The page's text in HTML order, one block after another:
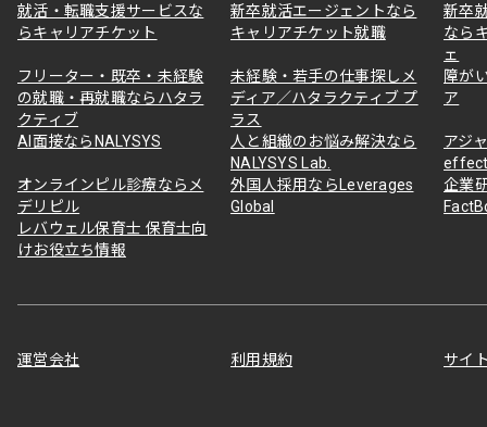
就活・転職支援サービスな
らキャリアチケット
新卒就活エージェントなら
キャリアチケット就職
新卒
なら
ェ
フリーター・既卒・未経験
の就職・再就職ならハタラ
クティブ
未経験・若手の仕事探しメ
ディア／ハタラクティブ プ
ラス
障が
ア
AI面接ならNALYSYS
人と組織のお悩み解決なら
NALYSYS Lab.
アジ
オンラインピル診療ならメ
デリピル
外国人採用ならLeverages
Global
企業
レバウェル保育士 保育士向
けお役立ち情報
運営会社 利用規約 サイ